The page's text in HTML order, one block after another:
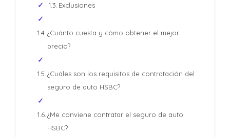
Exclusiones
¿Cuánto cuesta y cómo obtener el mejor
precio?
¿Cuáles son los requisitos de contratación del
seguro de auto HSBC?
¿Me conviene contratar el seguro de auto
HSBC?